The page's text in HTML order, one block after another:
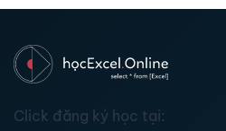
Click đăng ký học tại: